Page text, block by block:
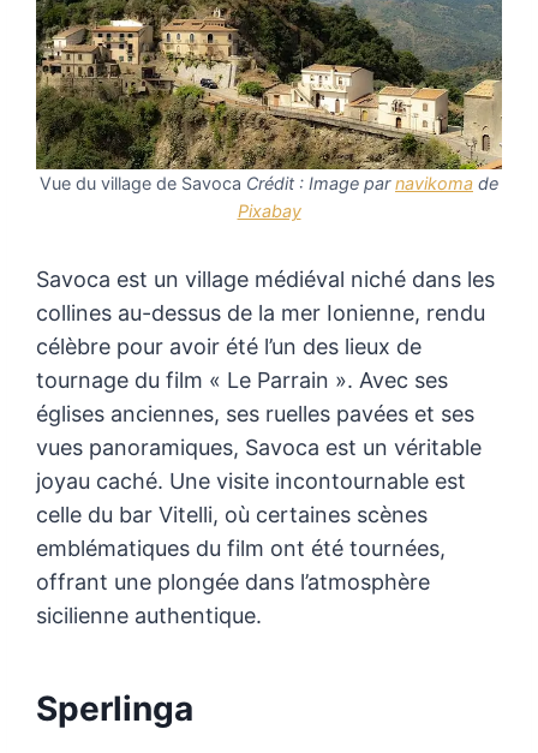
Vue du village de Savoca Crédit : Image parnavikoma de
Pixabay
Savoca est un village médiéval niché dans les
collines au-dessus de la mer Ionienne, rendu
célèbre pour avoir été l’un des lieux de
tournage du film « Le Parrain ». Avec ses
églises anciennes, ses ruelles pavées et ses
vues panoramiques, Savoca est un véritable
joyau caché. Une visite incontournable est
celle du bar Vitelli, où certaines scènes
emblématiques du film ont été tournées,
offrant une plongée dans l’atmosphère
sicilienne authentique.
Sperlinga